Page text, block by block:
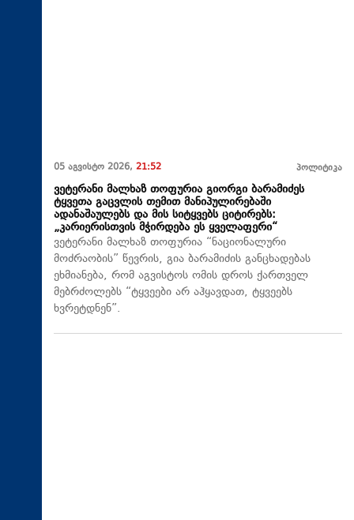
05 აგვისტო 2026, 21:52 პოლიტიკა
ვეტერანი მალხაზ თოფურია გიორგი ბარამიძეს
ტყვეთა გაცვლის თემით მანიპულირებაში
ადანაშაულებს და მის სიტყვებს ციტირებს:
„კარიერისთვის მჭირდება ეს ყველაფერი“
ვეტერანი მალხაზ თოფურია “ნაციონალური
მოძრაობის” წევრის, გია ბარამიძის განცხადებას
ეხმიანება, რომ აგვისტოს ომის დროს ქართველ
მებრძოლებს “ტყვეები არ აჰყავდათ, ტყვეებს
ხვრეტდნენ”.